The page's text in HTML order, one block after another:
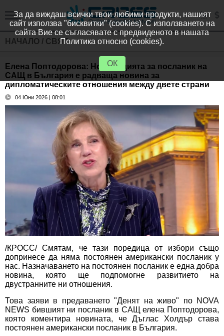
НАЧАЛО / СВЯТ
Елена Поптодорова: Номинацията за посланик на
САЩ в България е радваща новина за
дипломатическите отношения между двете страни
04 Юни 2026 | 08:01
/КРОСС/ Смятам, че тази поредица от избори също
допринесе да няма постоянен американски посланик у
нас. Назначаването на постоянен посланик е една добра
новина, която ще подпомогне развитието на
двустранните ни отношения.
Това заяви в предаването "Денят на живо" по NOVA
NEWS бившият ни посланик в САЩ елена Поптодорова,
която коментира новината, че Дъглас Холдър става
постоянен американски посланик в България.
За да виждаш всички твои любими продукти, нашият
сайт използва "бисквитки" (cookies). С използването на
сайта Вие се съгласявате с предвиденото в нашата
Политика относно (cookies).
ОК